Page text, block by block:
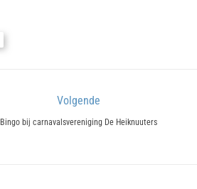
Volgende
Next
Bingo bij carnavalsvereniging De Heiknuuters